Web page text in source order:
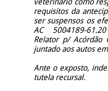
veterinário como
requisitos da
ser suspensos os
AC 5004189-
Relator p/ Acórdão
juntado aos autos
Ante o exposto,
tutela recursal.